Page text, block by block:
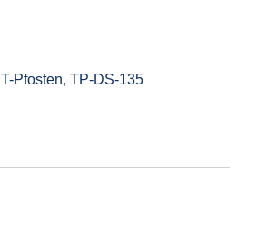
T-Pfosten, TP-DS-135